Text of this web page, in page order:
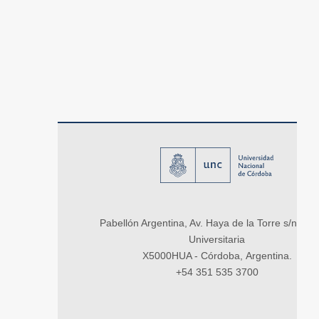
Pabellón Argentina, Av. Haya de la Torre s/n,
Universitaria
X5000HUA - Córdoba, Argentina.
+54 351 535 3700